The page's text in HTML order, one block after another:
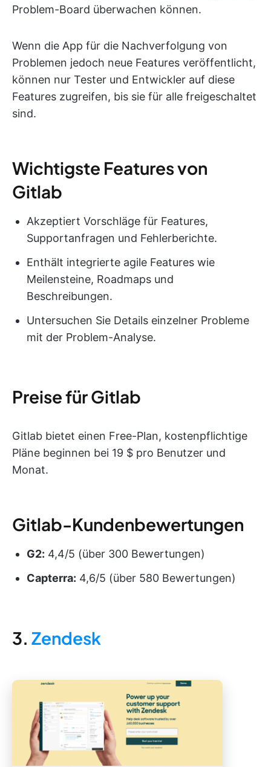
Problem-Board überwachen können.
Wenn die App für die Nachverfolgung von
Problemen jedoch neue Features veröffentlicht,
können nur Tester und Entwickler auf diese
Features zugreifen, bis sie für alle freigeschaltet
sind.
Wichtigste Features von
Gitlab
Akzeptiert Vorschläge für Features,
Supportanfragen und Fehlerberichte.
Enthält integrierte agile Features wie
Meilensteine, Roadmaps und
Beschreibungen.
Untersuchen Sie Details einzelner Probleme
mit der Problem-Analyse.
Preise für Gitlab
Gitlab bietet einen Free-Plan, kostenpflichtige
Pläne beginnen bei 19 $ pro Benutzer und
Monat.
Gitlab-Kundenbewertungen
G2: 4,4/5 (über 300 Bewertungen)
Capterra: 4,6/5 (über 580 Bewertungen)
3. Zendesk